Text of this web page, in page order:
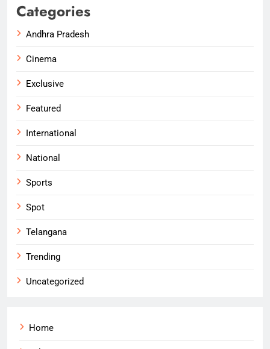
Categories
Andhra Pradesh
Cinema
Exclusive
Featured
International
National
Sports
Spot
Telangana
Trending
Uncategorized
Home